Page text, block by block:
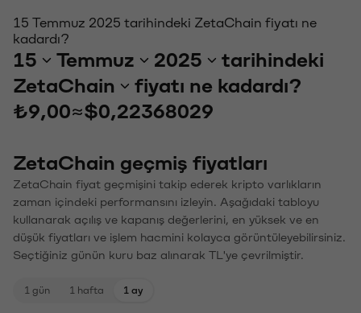
15 Temmuz 2025 tarihindeki ZetaChain fiyatı ne
kadardı?
15 Temmuz 2025
tarihindeki
ZetaChain
fiyatı ne kadardı?
₺9,00≈$0,22368029
ZetaChain geçmiş fiyatları
ZetaChain fiyat geçmişini takip ederek kripto varlıkların
zaman içindeki performansını izleyin. Aşağıdaki tabloyu
kullanarak açılış ve kapanış değerlerini, en yüksek ve en
düşük fiyatları ve işlem hacmini kolayca görüntüleyebilirsiniz.
Seçtiğiniz günün kuru baz alınarak TL'ye çevrilmiştir.
1 gün 1 hafta 1 ay